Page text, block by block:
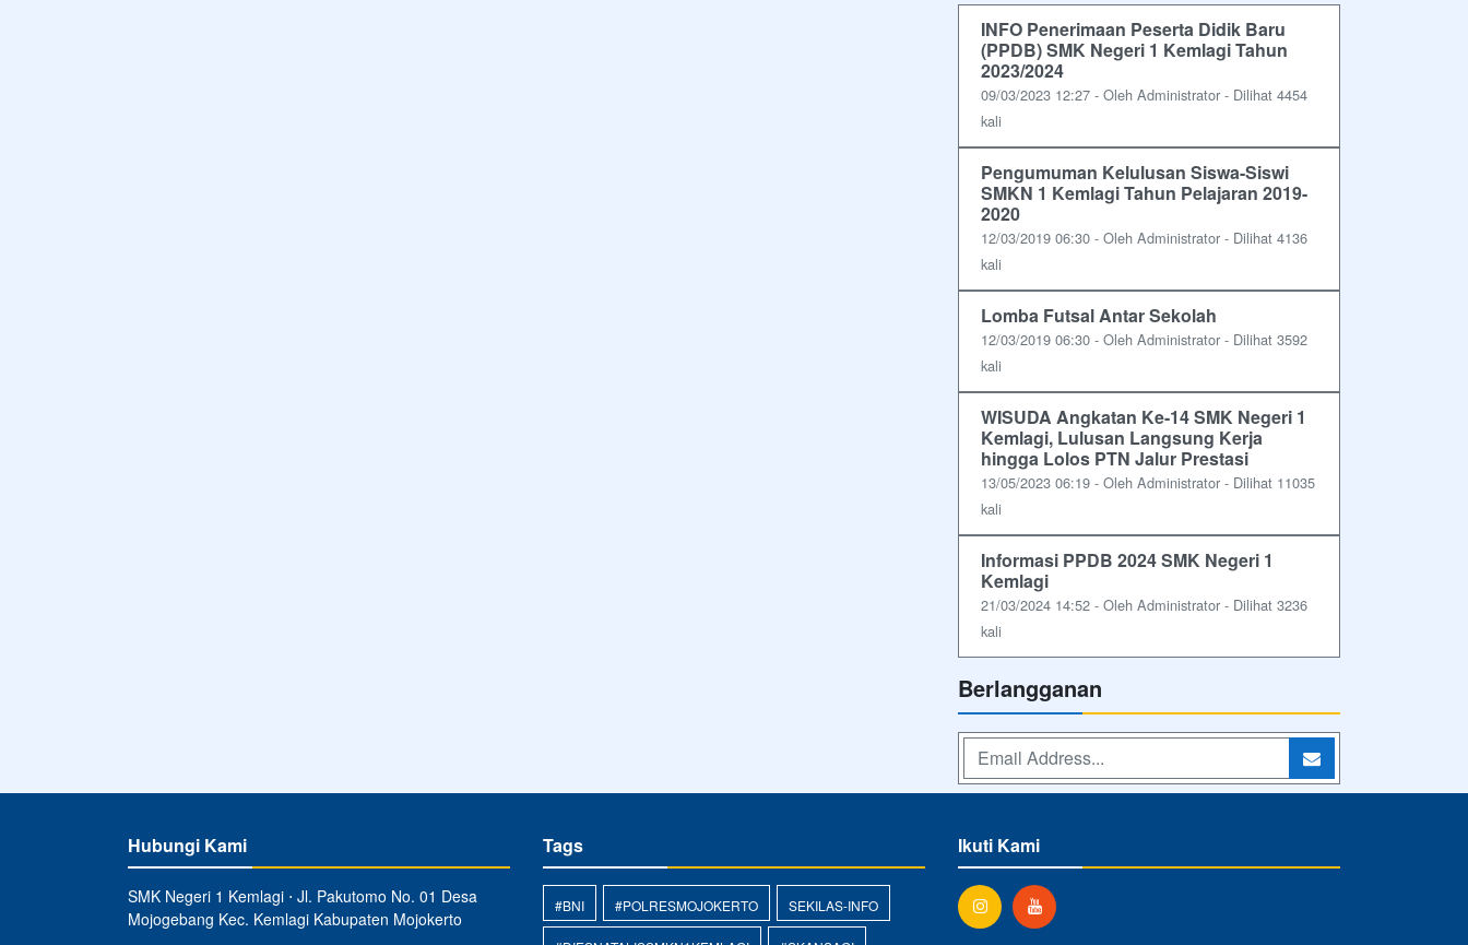
INFO Penerimaan Peserta Didik Baru
(PPDB) SMK Negeri 1 Kemlagi Tahun
2023/2024
09/03/2023 12:27 - Oleh Administrator - Dilihat 4454
kali
Pengumuman Kelulusan Siswa-Siswi
SMKN 1 Kemlagi Tahun Pelajaran 2019-
2020
12/03/2019 06:30 - Oleh Administrator - Dilihat 4136
kali
Lomba Futsal Antar Sekolah
12/03/2019 06:30 - Oleh Administrator - Dilihat 3592
kali
WISUDA Angkatan Ke-14 SMK Negeri 1
Kemlagi, Lulusan Langsung Kerja
hingga Lolos PTN Jalur Prestasi
13/05/2023 06:19 - Oleh Administrator - Dilihat 11035
kali
Informasi PPDB 2024 SMK Negeri 1
Kemlagi
21/03/2024 14:52 - Oleh Administrator - Dilihat 3236
kali
Berlangganan
Hubungi Kami
SMK Negeri 1 Kemlagi ⋅ Jl. Pakutomo No. 01 Desa
Mojogebang Kec. Kemlagi Kabupaten Mojokerto
Tags
#BNI #POLRESMOJOKERTO SEKILAS-INFO
Ikuti Kami